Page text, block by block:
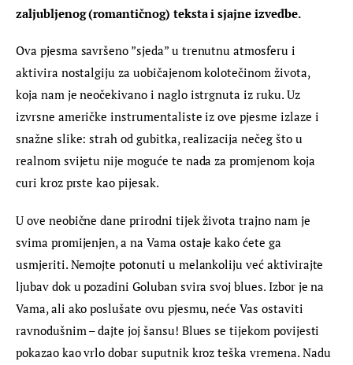
zaljubljenog (romantičnog) teksta i sjajne izvedbe.
Ova pjesma savršeno ”sjeda” u trenutnu atmosferu i
aktivira nostalgiju za uobičajenom kolotečinom života,
koja nam je neočekivano i naglo istrgnuta iz ruku. Uz
izvrsne američke instrumentaliste iz ove pjesme izlaze i
snažne slike: strah od gubitka, realizacija nečeg što u
realnom svijetu nije moguće te nada za promjenom koja
curi kroz prste kao pijesak.
U ove neobične dane prirodni tijek života trajno nam je
svima promijenjen, a na Vama ostaje kako ćete ga
usmjeriti. Nemojte potonuti u melankoliju već aktivirajte
ljubav dok u pozadini Goluban svira svoj blues. Izbor je na
Vama, ali ako poslušate ovu pjesmu, neće Vas ostaviti
ravnodušnim – dajte joj šansu! Blues se tijekom povijesti
pokazao kao vrlo dobar suputnik kroz teška vremena. Nadu